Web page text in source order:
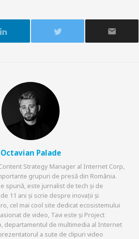
Octavian Palade
Strategy Manager al Internet Corp,
grupuri de presă din România.
spună, este jurnalist de tech și de
11 ani și scrie despre inovații și
cel mai cool site dedicat ecosistemului
de video, Tavi este și Project
departamentul de multimedia al Internet
a sute de clipuri video